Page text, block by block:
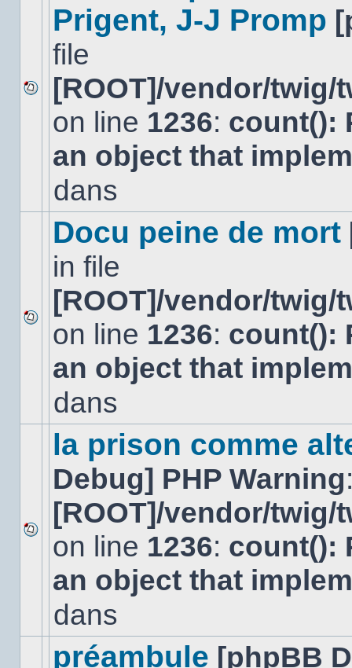
Aucun
nouveau
message
sujet.
Prigent, J-J Promp
file
[ROOT]/vendor/
on line 1236: count():
an object that
dans
Aucun
nouveau
message
non-
dans
sujet.
Docu peine de mort
in file
[ROOT]/vendor/
on line 1236: count():
an object that
dans
Aucun
nouveau
message
non-
dans
la prison comme
Debug] PHP Warning
[ROOT]/vendor/
on line 1236: count():
an object that
dans
préambule [phpBB